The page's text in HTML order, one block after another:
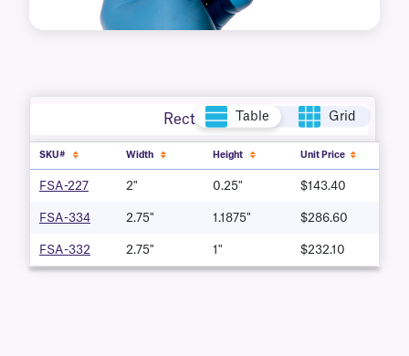
Rectangle Table Grid
SKU# Width Height Unit Price
FSA-227 2" 0.25" $143.40
FSA-334 2.75" 1.1875" $286.60
FSA-332 2.75" 1" $232.10